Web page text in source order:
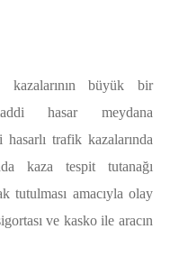
kazalarının büyük bir
hasar meydana
trafik kazalarında
kaza tespit tutanağı
tutulması amacıyla olay
ve kasko ile aracın